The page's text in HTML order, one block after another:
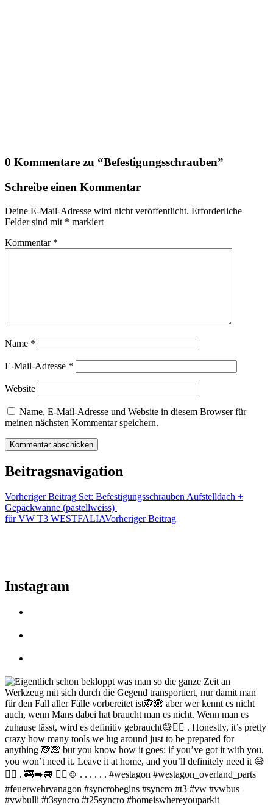
0 Kommentare zu “Befestigungsschrauben”
Schreibe einen Kommentar
Deine E-Mail-Adresse wird nicht veröffentlicht. Erforderliche
Felder sind mit * markiert
Kommentar *
Name *
E-Mail-Adresse *
Website
Name, E-Mail-Adresse und Website in diesem Browser für
meinen nächsten Kommentar speichern.
Beitragsnavigation
Vorheriger Beitrag Set: Befestigungsschrauben Aufstelldach +
Gepäckwanne (pastellweiss) |
für VW T3 WESTFALIAVorheriger Beitrag
Instagram